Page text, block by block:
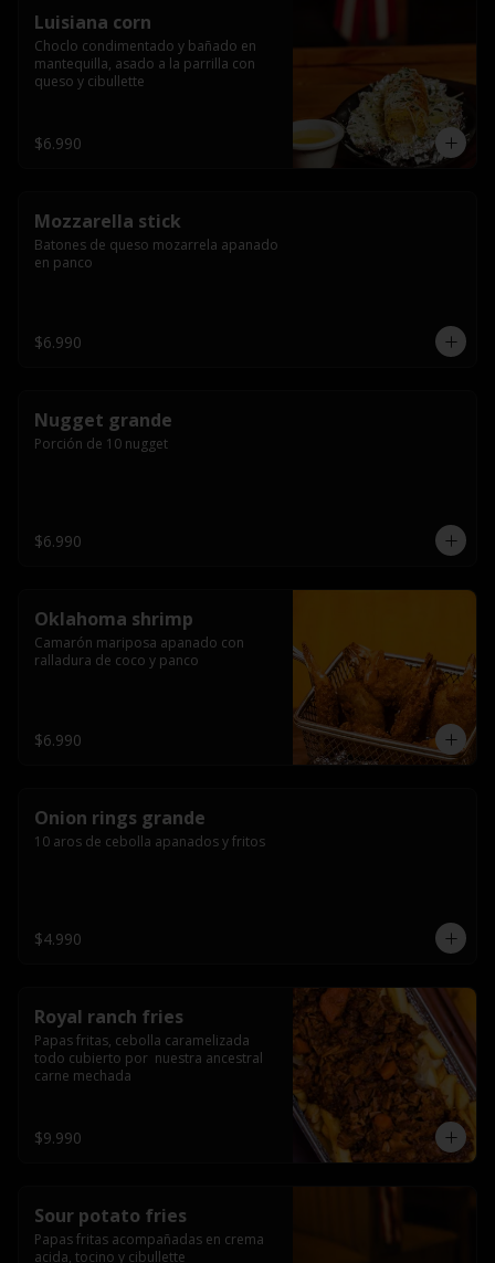
Luisiana corn
Choclo condimentado y bañado en
mantequilla, asado a la parrilla con
queso y cibullette
$6.990
Mozzarella stick
Batones de queso mozarrela apanado
en panco
$6.990
Nugget grande
Porción de 10 nugget
$6.990
Oklahoma shrimp
Camarón mariposa apanado con
ralladura de coco y panco
$6.990
Onion rings grande
10 aros de cebolla apanados y fritos
$4.990
Royal ranch fries
Papas fritas, cebolla caramelizada
todo cubierto por  nuestra ancestral
carne mechada
$9.990
Sour potato fries
Papas fritas acompañadas en crema
acida, tocino y cibullette